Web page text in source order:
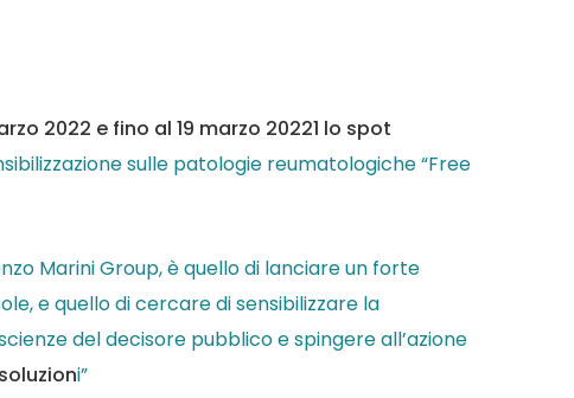
2022 e fino al 19 marzo 20221 lo spot
sulle patologie reumatologiche “Free
Marini Group, è quello di lanciare un forte
e quello di cercare di sensibilizzare la
del decisore pubblico e spingere all’azione
i”